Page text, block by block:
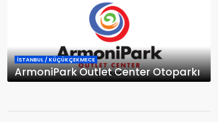
İSTANBUL / KÜÇÜKÇEKMECE
ArmoniPark Outlet Center Otoparkı